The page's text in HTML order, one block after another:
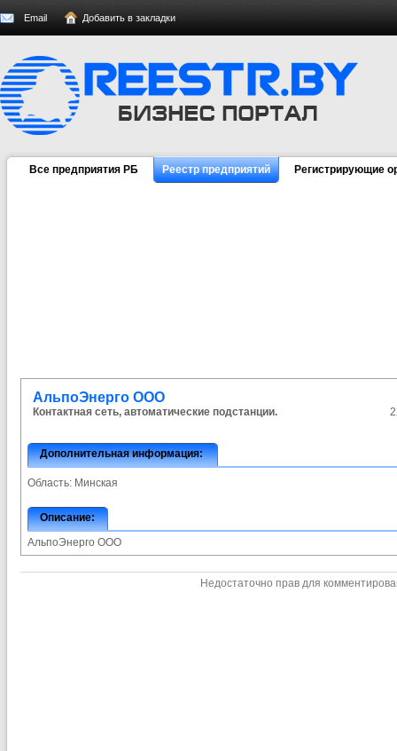
Email Добавить в закладки
Все предприятия РБ Реестр предприятий Регистрирующие
АльпоЭнерго ООО
Контактная сеть, автоматические подстанции.
Дополнительная информация:
Область: Минская
Описание:
АльпоЭнерго ООО
Недостаточно прав для